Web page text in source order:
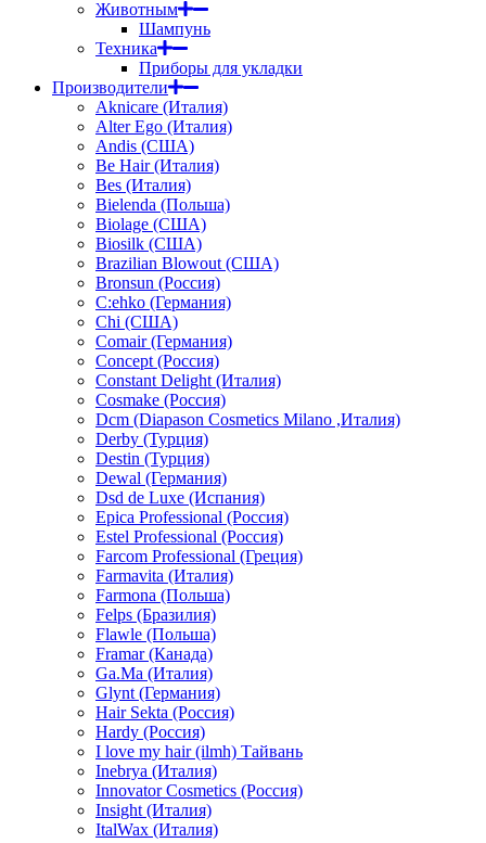
Животным
Шампунь
Техника
Приборы для укладки
Производители
Aknicare (Италия)
Alter Ego (Италия)
Andis (США)
Be Hair (Италия)
Bes (Италия)
Bielenda (Польша)
Biolage (США)
Biosilk (США)
Brazilian Blowout (США)
Bronsun (Россия)
C:ehko (Германия)
Chi (США)
Comair (Германия)
Concept (Россия)
Constant Delight (Италия)
Cosmake (Россия)
Dcm (Diapason Cosmetics Milano ,Италия)
Derby (Турция)
Destin (Турция)
Dewal (Германия)
Dsd de Luxe (Испания)
Epica Professional (Россия)
Estel Professional (Россия)
Farcom Professional (Греция)
Farmavita (Италия)
Farmona (Польша)
Felps (Бразилия)
Flawle (Польша)
Framar (Канада)
Ga.Ma (Италия)
Glynt (Германия)
Hair Sekta (Россия)
Hardy (Россия)
I love my hair (ilmh) Тайвань
Inebrya (Италия)
Innovator Cosmetics (Россия)
Insight (Италия)
ItalWax (Италия)